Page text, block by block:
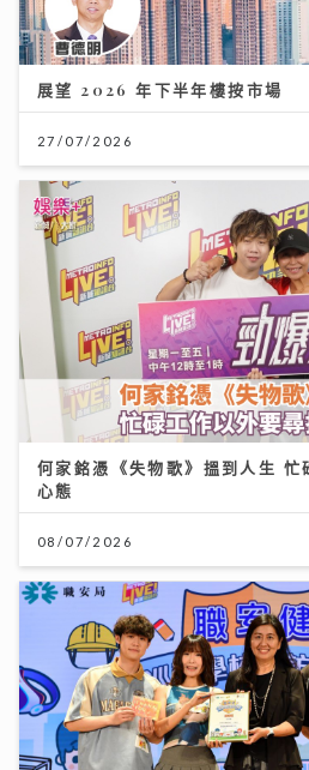
展望 2026 年下半年樓按市場
27/07/2026
何家銘憑《失物歌》搵到人生 忙
心態
08/07/2026